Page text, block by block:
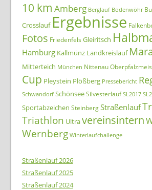
10 km Amberg Berglauf Bodenwöhr
Crosslauf Ergebnisse
Fotos Friedenfels Gleiritsch
Hamburg Kallmünz Landkreislauf
Mitterteich München Nittenau
Cup Pleystein Plößberg Pressebericht
Schwandorf Schönsee Silvesterlauf SL2017
Sportabzeichen Steinberg Straßenlauf
Triathlon Ultravereinsintern
Wernberg Winterlaufchallenge
Straßenlauf 2026
Straßenlauf 2025
Straßenlauf 2024